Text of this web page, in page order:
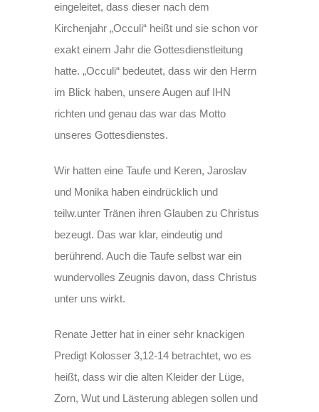
eingeleitet, dass dieser nach dem
Kirchenjahr „Occuli“ heißt und sie schon vor
exakt einem Jahr die Gottesdienstleitung
hatte. „Occuli“ bedeutet, dass wir den Herrn
im Blick haben, unsere Augen auf IHN
richten und genau das war das Motto
unseres Gottesdienstes.
Wir hatten eine Taufe und Keren, Jaroslav
und Monika haben eindrücklich und
teilw.unter Tränen ihren Glauben zu Christus
bezeugt. Das war klar, eindeutig und
berührend. Auch die Taufe selbst war ein
wundervolles Zeugnis davon, dass Christus
unter uns wirkt.
Renate Jetter hat in einer sehr knackigen
Predigt Kolosser 3,12-14 betrachtet, wo es
heißt, dass wir die alten Kleider der Lüge,
Zorn, Wut und Lästerung ablegen sollen und